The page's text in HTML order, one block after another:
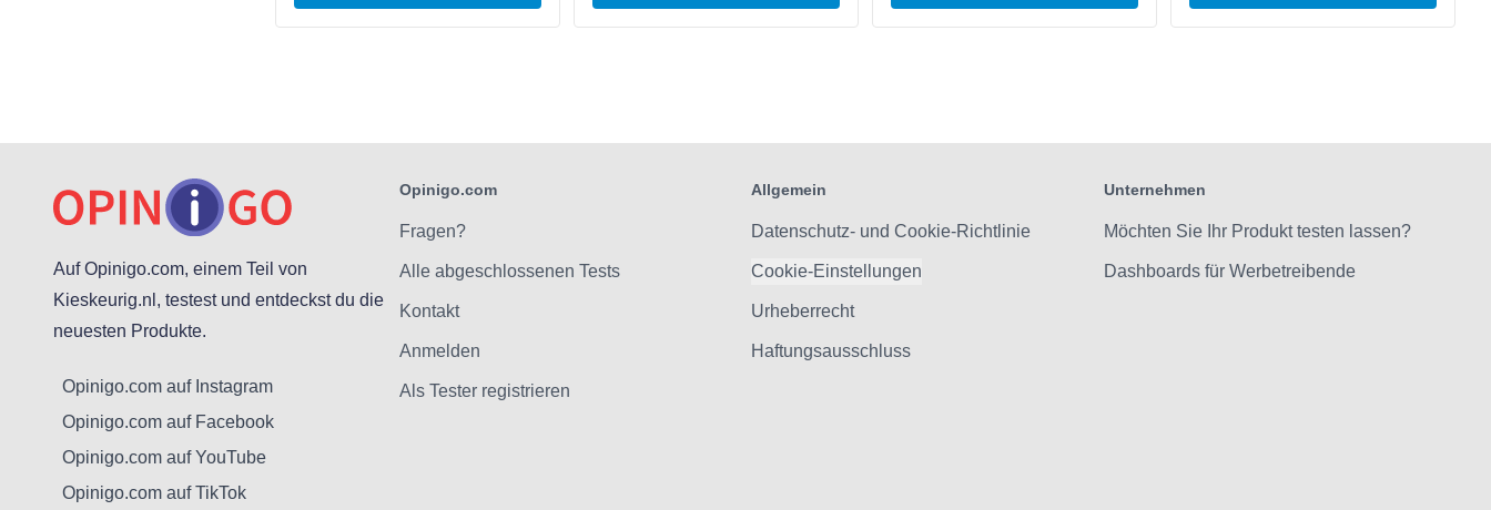
Auf Opinigo.com, einem Teil von
Kieskeurig.nl, testest und entdeckst du die
neuesten Produkte.
Opinigo.com auf Instagram
Opinigo.com auf Facebook
Opinigo.com auf YouTube
Opinigo.com auf TikTok
Opinigo.com
Fragen?
Alle abgeschlossenen Tests
Kontakt
Anmelden
Als Tester registrieren
Allgemein
Datenschutz- und Cookie-Richtlinie
Cookie-Einstellungen
Urheberrecht
Haftungsausschluss
Unternehmen
Möchten Sie Ihr Produkt testen lassen?
Dashboards für Werbetreibende